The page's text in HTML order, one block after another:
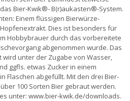
Bier-Kwik®- B(r)aukasten®-System.
Einem flüssigen Bierwürze-
Dies ist besonders für
Hobbybrauer durch das vorbereitete
abgenommen wurde. Das
unter der Zugabe von Wasser,
ggfls. etwas Zucker in einem
Flaschen abgefüllt. Mit den drei Bier-
100 Sorten Bier gebraut werden.
unter: www.bier-kwik.de/downloads.